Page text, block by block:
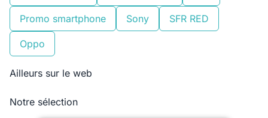
Promo smartphone Sony SFR RED
Oppo
Ailleurs sur le web
Notre sélection